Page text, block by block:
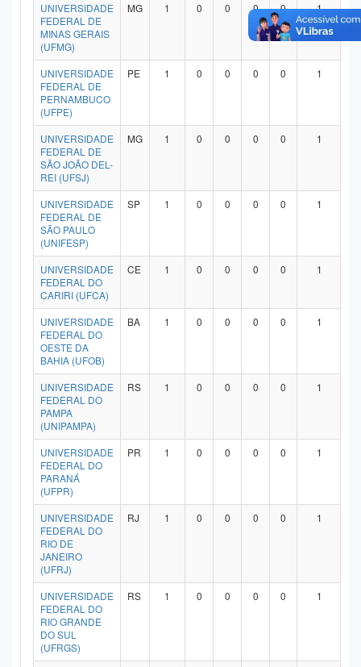
UNIVERSIDADE
FEDERAL DE
MINAS GERAIS
(UFMG)
MG 1 0 0 0 0 1
UNIVERSIDADE
FEDERAL DE
PERNAMBUCO
(UFPE)
PE 1 0 0 0 0 1
UNIVERSIDADE
FEDERAL DE
SÃO JOÃO DEL-
REI (UFSJ)
MG 1 0 0 0 0 1
UNIVERSIDADE
FEDERAL DE
SÃO PAULO
(UNIFESP)
SP 1 0 0 0 0 1
UNIVERSIDADE
FEDERAL DO
CARIRI (UFCA)
CE 1 0 0 0 0 1
UNIVERSIDADE
FEDERAL DO
OESTE DA
BAHIA (UFOB)
BA 1 0 0 0 0 1
UNIVERSIDADE
FEDERAL DO
PAMPA
(UNIPAMPA)
RS 1 0 0 0 0 1
UNIVERSIDADE
FEDERAL DO
PARANÁ
(UFPR)
PR 1 0 0 0 0 1
UNIVERSIDADE
FEDERAL DO
RIO DE
JANEIRO
(UFRJ)
RJ 1 0 0 0 0 1
UNIVERSIDADE
FEDERAL DO
RIO GRANDE
DO SUL
(UFRGS)
RS 1 0 0 0 0 1